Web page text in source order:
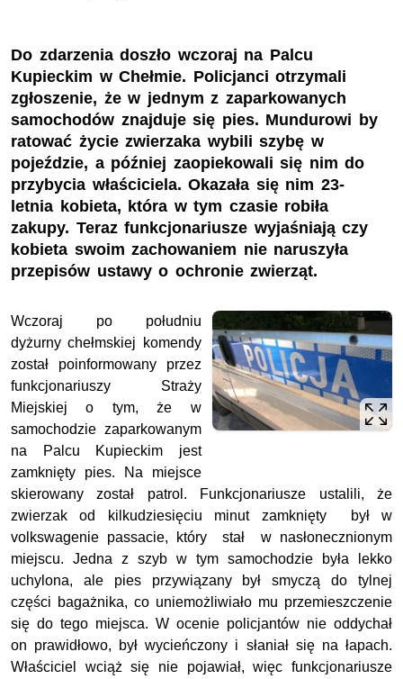
Do zdarzenia doszło wczoraj na Palcu
Kupieckim w Chełmie. Policjanci otrzymali
zgłoszenie, że w jednym z zaparkowanych
samochodów znajduje się pies. Mundurowi by
ratować życie zwierzaka wybili szybę w
pojeździe, a później zaopiekowali się nim do
przybycia właściciela. Okazała się nim 23-
letnia kobieta, która w tym czasie robiła
zakupy. Teraz funkcjonariusze wyjaśniają czy
kobieta swoim zachowaniem nie naruszyła
przepisów ustawy o ochronie zwierząt.
Wczoraj po południu
dyżurny chełmskiej komendy
został poinformowany przez
funkcjonariuszy Straży
Miejskiej o tym, że w
samochodzie zaparkowanym
na Palcu Kupieckim jest
zamknięty pies. Na miejsce
skierowany został patrol. Funkcjonariusze ustalili, że
zwierzak od kilkudziesięciu minut zamknięty był w
volkswagenie passacie, który stał w nasłonecznionym
miejscu. Jedna z szyb w tym samochodzie była lekko
uchylona, ale pies przywiązany był smyczą do tylnej
części bagażnika, co uniemożliwiało mu przemieszczenie
się do tego miejsca. W ocenie policjantów nie oddychał
on prawidłowo, był wycieńczony i słaniał się na łapach.
Właściciel wciąż się nie pojawiał, więc funkcjonariusze